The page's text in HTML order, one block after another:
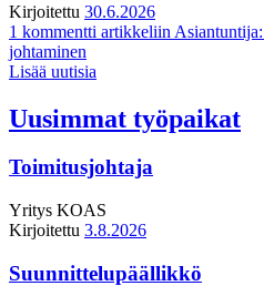
Kirjoitettu 30.6.2026
1 kommentti artikkeliin Asiantuntija:
johtaminen
Lisää uutisia
Uusimmat työpaikat
Toimitusjohtaja
Yritys KOAS
Kirjoitettu 3.8.2026
Suunnittelupäällikkö